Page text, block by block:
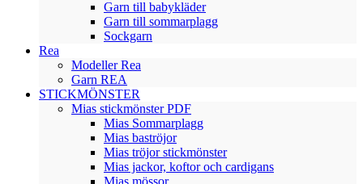
Garn till babykläder
Garn till sommarplagg
Sockgarn
Rea
Modeller Rea
Garn REA
STICKMÖNSTER
Mias stickmönster PDF
Mias Sommarplagg
Mias baströjor
Mias tröjor stickmönster
Mias jackor, koftor och cardigans
Mias mössor